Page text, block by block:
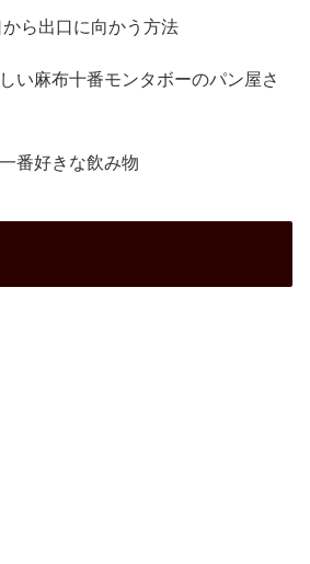
ら出口に向かう方法
い麻布十番モンタボーのパン屋さ
番好きな飲み物